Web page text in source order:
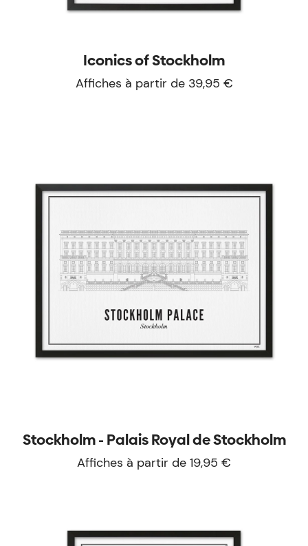
Iconics of Stockholm
Affiches à partir de 39,95 €
Stockholm - Palais Royal de Stockholm
Affiches à partir de 19,95 €